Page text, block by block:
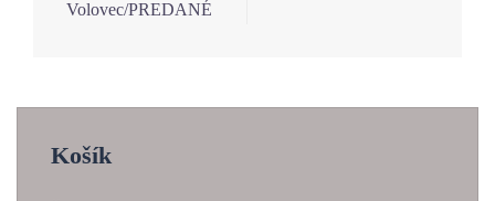
Volovec/PREDANÉ
Košík